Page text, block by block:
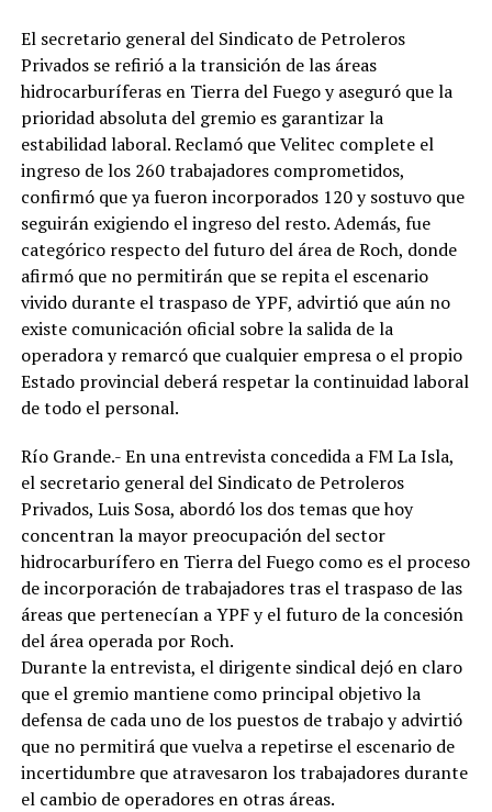
El secretario general del Sindicato de Petroleros
Privados se refirió a la transición de las áreas
hidrocarburíferas en Tierra del Fuego y aseguró que la
prioridad absoluta del gremio es garantizar la
estabilidad laboral. Reclamó que Velitec complete el
ingreso de los 260 trabajadores comprometidos,
confirmó que ya fueron incorporados 120 y sostuvo que
seguirán exigiendo el ingreso del resto. Además, fue
categórico respecto del futuro del área de Roch, donde
afirmó que no permitirán que se repita el escenario
vivido durante el traspaso de YPF, advirtió que aún no
existe comunicación oficial sobre la salida de la
operadora y remarcó que cualquier empresa o el propio
Estado provincial deberá respetar la continuidad laboral
de todo el personal.
Río Grande.- En una entrevista concedida a FM La Isla,
el secretario general del Sindicato de Petroleros
Privados, Luis Sosa, abordó los dos temas que hoy
concentran la mayor preocupación del sector
hidrocarburífero en Tierra del Fuego como es el proceso
de incorporación de trabajadores tras el traspaso de las
áreas que pertenecían a YPF y el futuro de la concesión
del área operada por Roch.
Durante la entrevista, el dirigente sindical dejó en claro
que el gremio mantiene como principal objetivo la
defensa de cada uno de los puestos de trabajo y advirtió
que no permitirá que vuelva a repetirse el escenario de
incertidumbre que atravesaron los trabajadores durante
el cambio de operadores en otras áreas.